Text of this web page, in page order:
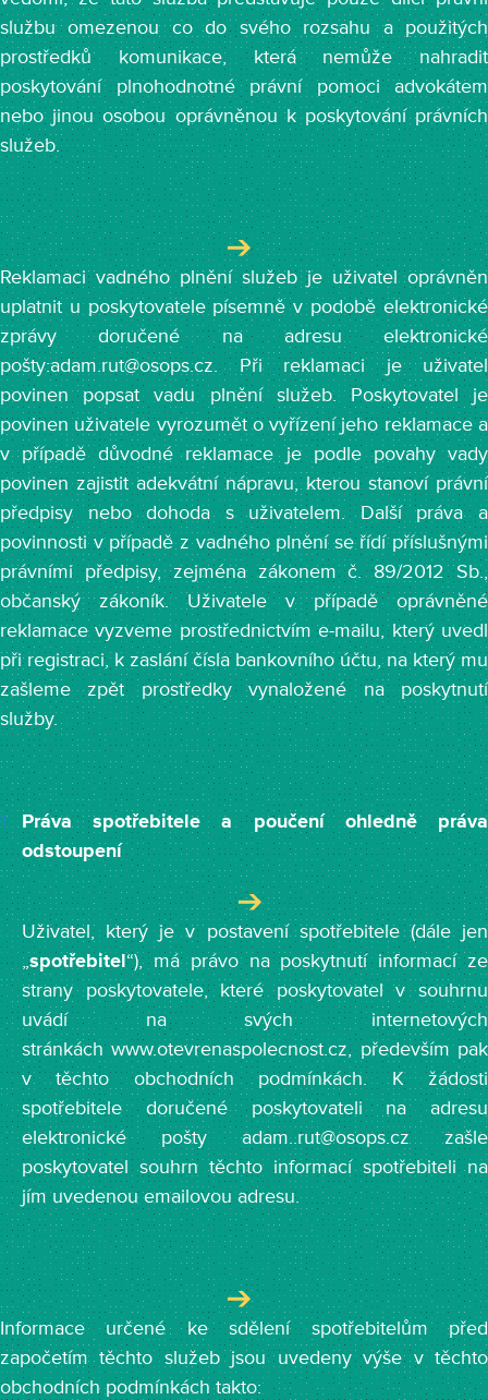
službu omezenou co do svého rozsahu a použitých
prostředků komunikace, která nemůže nahradit
poskytování plnohodnotné právní pomoci advokátem
nebo jinou osobou oprávněnou k poskytování právních
služeb.
Reklamaci vadného plnění služeb je uživatel oprávněn
uplatnit u poskytovatele písemně v podobě elektronické
zprávy doručené na adresu elektronické
pošty:adam.rut@osops.cz. Při reklamaci je uživatel
povinen popsat vadu plnění služeb. Poskytovatel je
povinen uživatele vyrozumět o vyřízení jeho reklamace a
v případě důvodné reklamace je podle povahy vady
povinen zajistit adekvátní nápravu, kterou stanoví právní
předpisy nebo dohoda s uživatelem. Další práva a
povinnosti v případě z vadného plnění se řídí příslušnými
právními předpisy, zejména zákonem č. 89/2012 Sb.,
občanský zákoník. Uživatele v případě oprávněné
reklamace vyzveme prostřednictvím e-mailu, který uvedl
při registraci, k zaslání čísla bankovního účtu, na který mu
zašleme zpět prostředky vynaložené na poskytnutí
služby.
Práva spotřebitele a poučení ohledně práva
odstoupení
Uživatel, který je v postavení spotřebitele (dále jen
„spotřebitel“), má právo na poskytnutí informací ze
strany poskytovatele, které poskytovatel v souhrnu
uvádí na svých internetových
stránkách www.otevrenaspolecnost.cz, především pak
v těchto obchodních podmínkách. K žádosti
spotřebitele doručené poskytovateli na adresu
elektronické pošty adam..rut@osops.cz zašle
poskytovatel souhrn těchto informací spotřebiteli na
jím uvedenou emailovou adresu.
Informace určené ke sdělení spotřebitelům před
započetím těchto služeb jsou uvedeny výše v těchto
obchodních podmínkách takto: